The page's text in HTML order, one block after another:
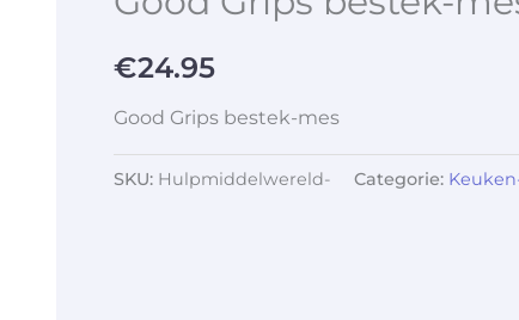
€24.95
Good Grips bestek-mes
SKU: Hulpmiddelwereld- Categorie: